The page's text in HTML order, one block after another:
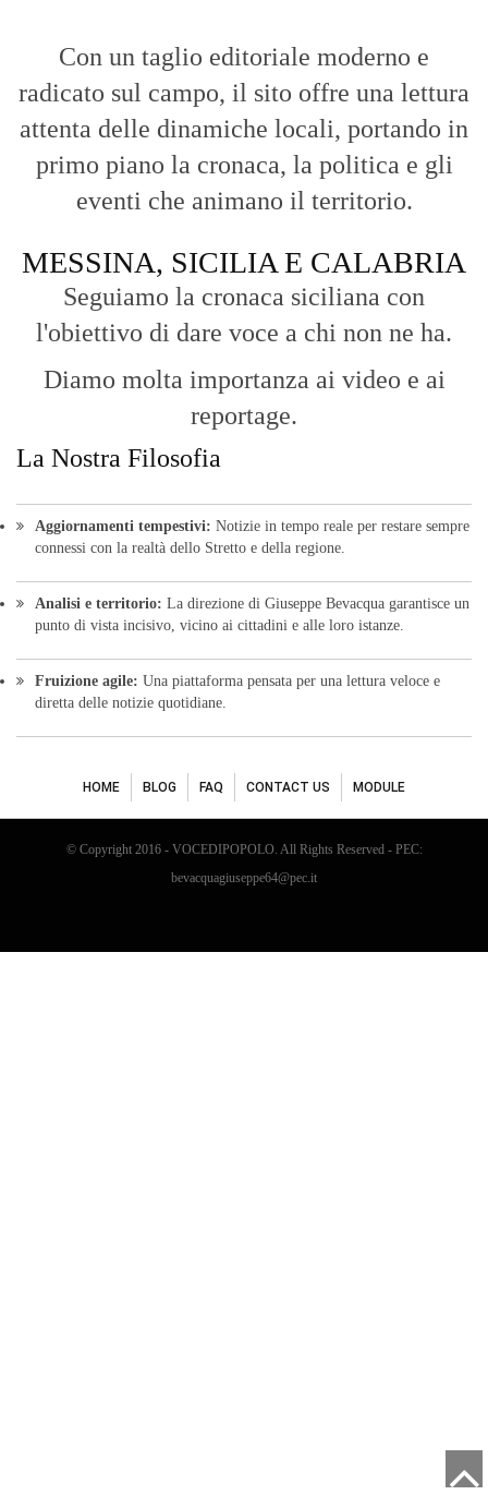
Con un taglio editoriale moderno e
radicato sul campo, il sito offre una lettura
attenta delle dinamiche locali, portando in
primo piano la cronaca, la politica e gli
eventi che animano il territorio.
MESSINA, SICILIA E CALABRIA
Seguiamo la cronaca siciliana con
l'obiettivo di dare voce a chi non ne ha.
Diamo molta importanza ai video e ai
reportage.
La Nostra Filosofia
Aggiornamenti tempestivi: Notizie in tempo reale per restare sempre
connessi con la realtà dello Stretto e della regione.
Analisi e territorio: La direzione di Giuseppe Bevacqua garantisce un
punto di vista incisivo, vicino ai cittadini e alle loro istanze.
Fruizione agile: Una piattaforma pensata per una lettura veloce e
diretta delle notizie quotidiane.
HOME BLOG FAQ CONTACT US MODULE
© Copyright 2016 - VOCEDIPOPOLO. All Rights Reserved - PEC:
bevacquagiuseppe64@pec.it